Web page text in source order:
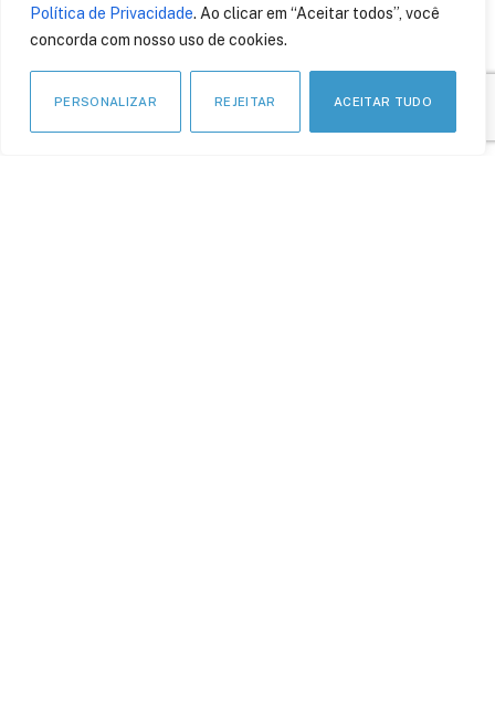
Política de Privacidade. Ao clicar em “Aceitar todos”, você
concorda com nosso uso de cookies.
PERSONALIZAR REJEITAR ACEITAR TUDO